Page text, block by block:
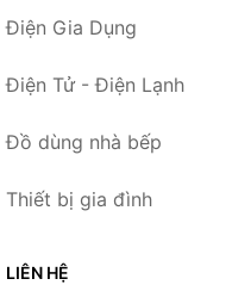
Điện Gia Dụng
Điện Tử - Điện Lạnh
Đồ dùng nhà bếp
Thiết bị gia đình
LIÊN HỆ